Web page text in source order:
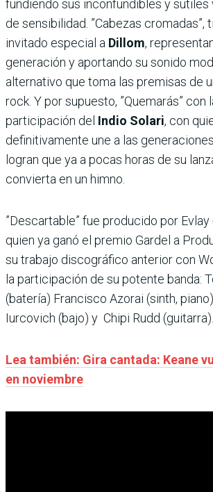
fundiendo sus inconfundibles y
de sensibilidad. ”Cabezas cromadas”,
invitado especial a Dillom,
generación y aportando su sonido
alternativo que toma las premisas de
rock. Y por supuesto, ”Quemarás” con
participación del Indio Solari, con
definitivamente une a las
logran que ya a pocas horas de su
convierta en un himno.
”Descartable” fue producido por Evlay
quien ya ganó el premio Gardel a
su trabajo discográfico anterior con
la participación de su potente banda:
(batería) Francisco Azorai (sinth,
Iurcovich (bajo) y Chipi Rudd (guitarra).
Lea también: Gira cantada: Keane
en noviembre